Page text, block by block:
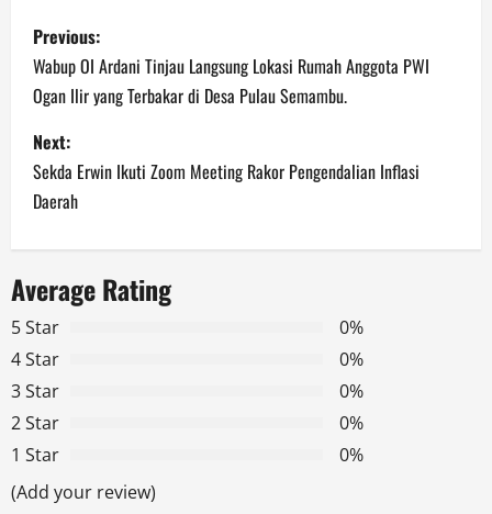
P
o
s
t
n
a
v
i
g
a
t
Previous:
Wabup OI Ardani Tinjau Langsung Lokasi Rumah Anggota PWI
Ogan Ilir yang Terbakar di Desa Pulau Semambu.
Next:
Sekda Erwin Ikuti Zoom Meeting Rakor Pengendalian Inflasi
Daerah
Average Rating
5 Star
0%
4 Star
0%
3 Star
0%
2 Star
0%
1 Star
0%
(Add your review)